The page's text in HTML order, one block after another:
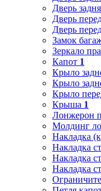
Дверь
Дверь
Дверь
Замок
Зеркало
Капот 1
Крыло
Крыло
Крыло
Крыша 1
Лонжерон
Молдинг
Накладка
Накладка
Накладка
Накладка